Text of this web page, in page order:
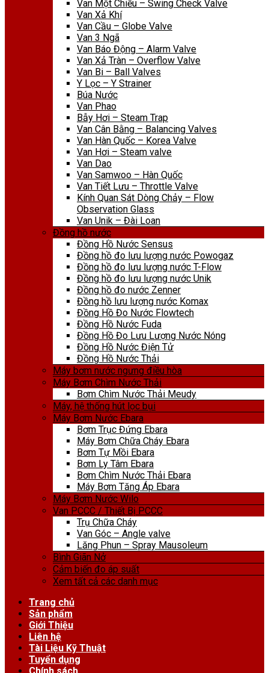
Van Một Chiều – Swing Check Valve
Van Xả Khí
Van Cầu – Globe Valve
Van 3 Ngã
Van Báo Động – Alarm Valve
Van Xả Tràn – Overflow Valve
Van Bi – Ball Valves
Y Lọc – Y Strainer
Búa Nước
Van Phao
Bẫy Hơi – Steam Trap
Van Cân Bằng – Balancing Valves
Van Hàn Quốc – Korea Valve
Van Hơi – Steam valve
Van Dao
Van Samwoo – Hàn Quốc
Van Tiết Lưu – Throttle Valve
Kính Quan Sát Dòng Chảy – Flow
Observation Glass
Van Unik – Đài Loan
Đồng hồ nước
Đồng Hồ Nước Sensus
Đồng hồ đo lưu lượng nước Powogaz
Đồng hồ đo lưu lượng nước T-Flow
Đồng hồ đo lưu lượng nước Unik
Đồng hồ đo nước Zenner
Đồng hồ lưu lượng nước Komax
Đồng Hồ Đo Nước Flowtech
Đồng Hồ Nước Fuda
Đồng Hồ Đo Lưu Lượng Nước Nóng
Đồng Hồ Nước Điện Tử
Đồng Hồ Nước Thải
Máy bơm nước ngưng điều hòa
Máy Bơm Chìm Nước Thải
Bơm Chìm Nước Thải Meudy
Máy, hệ thống hút lọc bụi
Máy Bơm Nước Ebara
Bơm Trục Đứng Ebara
Máy Bơm Chữa Cháy Ebara
Bơm Tự Mồi Ebara
Bơm Ly Tâm Ebara
Bơm Chìm Nước Thải Ebara
Máy Bơm Tăng Áp Ebara
Máy Bơm Nước Wilo
Van PCCC / Thiết Bị PCCC
Trụ Chữa Cháy
Van Góc – Angle valve
Lăng Phun – Spray Mausoleum
Bình Giãn Nở
Cảm biến đo áp suất
Xem tất cả các danh mục
Trang chủ
Sản phẩm
Giới Thiệu
Liên hệ
Tài Liệu Kỹ Thuật
Tuyển dụng